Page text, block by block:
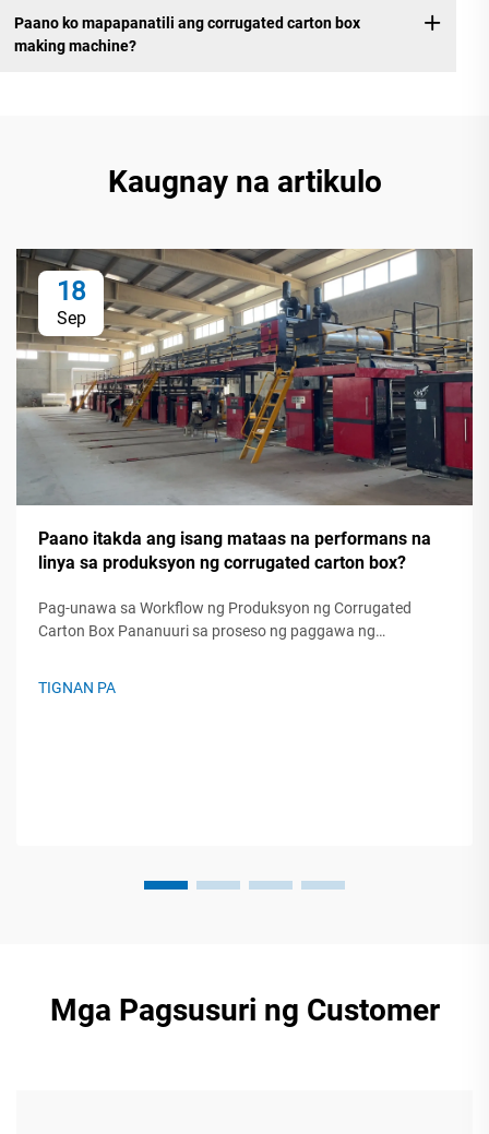
Paano ko mapapanatili ang corrugated carton box
making machine?
Kaugnay na artikulo
18
Sep
Paano itakda ang isang mataas na performans na
linya sa produksyon ng corrugated carton box?
Pag-unawa sa Workflow ng Produksyon ng Corrugated
Carton Box Pananuuri sa proseso ng paggawa ng
TIGNAN PA
Mga Pagsusuri ng Customer